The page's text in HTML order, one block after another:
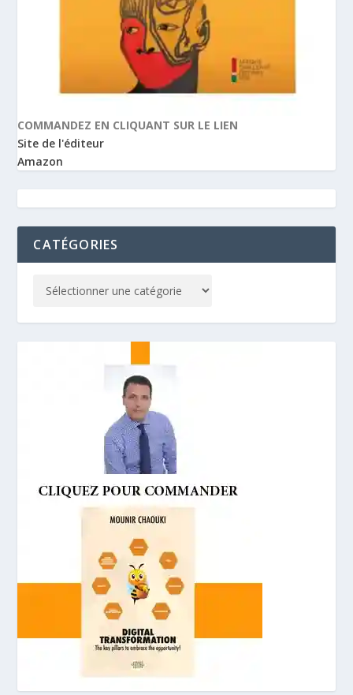
COMMANDEZ EN CLIQUANT SUR LE LIEN
Site de l'éditeur
Amazon
CATÉGORIES